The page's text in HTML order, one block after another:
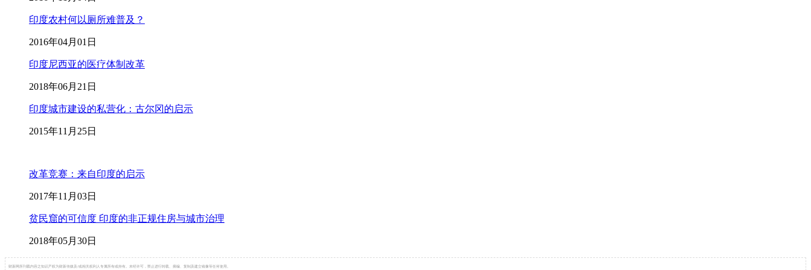
印度农村何以厕所难普及？
2016年04月01日
印度尼西亚的医疗体制改革
2018年06月21日
印度城市建设的私营化：古尔冈的启示
2015年11月25日
改革竞赛：来自印度的启示
2017年11月03日
贫民窟的可信度 印度的非正规住房与城市治理
2018年05月30日
财新网所刊载内容之知识产权为财新传媒及/或相关权利人专属所有或持有。未经许可，禁止进行转载、摘编、复制及建立镜像等任何使用。